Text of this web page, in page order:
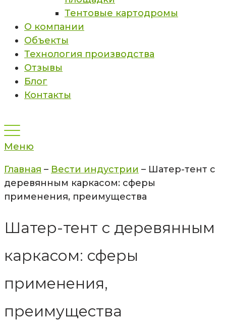
Тентовые картодромы
О компании
Объекты
Технология производства
Отзывы
Блог
Контакты
Меню
Главная – Вести индустрии – Шатер-тент с
деревянным каркасом: сферы
применения, преимущества
Шатер-тент с деревянным
каркасом: сферы
применения,
преимущества